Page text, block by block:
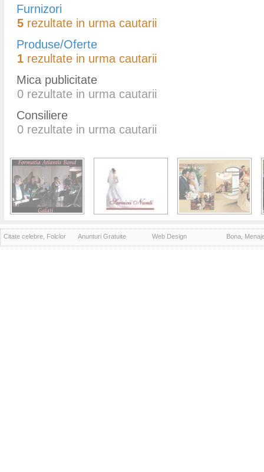
Furnizori
5 rezultate in urma cautarii
Produse/Oferte
1 rezultate in urma cautarii
Mica publicitate
0 rezultate in urma cautarii
Consiliere
0 rezultate in urma cautarii
Citate celebre, Folclor Anunturi Gratuite Web Design Bona,